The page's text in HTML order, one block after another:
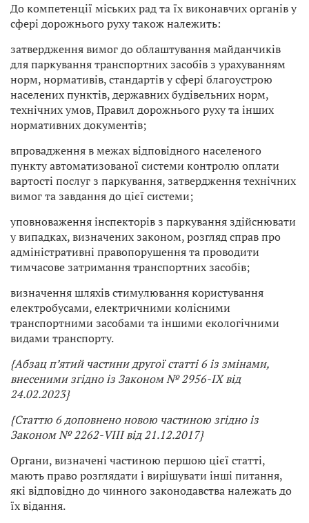
До компетенції міських рад та їх виконавчих органів у
сфері дорожнього руху також належить:
затвердження вимог до облаштування майданчиків
для паркування транспортних засобів з урахуванням
норм, нормативів, стандартів у сфері благоустрою
населених пунктів, державних будівельних норм,
технічних умов, Правил дорожнього руху та інших
нормативних документів;
впровадження в межах відповідного населеного
пункту автоматизованої системи контролю оплати
вартості послуг з паркування, затвердження технічних
вимог та завдання до цієї системи;
уповноваження інспекторів з паркування здійснювати
у випадках, визначених законом, розгляд справ про
адміністративні правопорушення та проводити
тимчасове затримання транспортних засобів;
визначення шляхів стимулювання користування
електробусами, електричними колісними
транспортними засобами та іншими екологічними
видами транспорту.
{Абзац п’ятий частини другої статті 6 із змінами,
внесеними згідно із Законом№ 2956-IX від
24.02.2023}
{Статтю 6 доповнено новою частиною згідно із
Законом № 2262-VIII від 21.12.2017}
Органи, визначені частиною першою цієї статті,
мають право розглядати і вирішувати інші питання,
які відповідно до чинного законодавства належать до
їх відання.